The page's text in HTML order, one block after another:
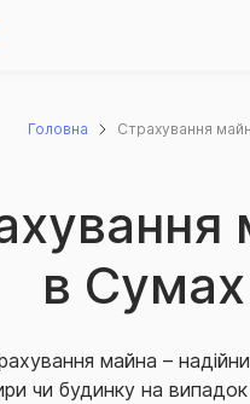
Головна Страхування
в Сумах
майна –
чи будинку на